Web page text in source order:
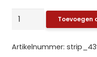
Thellus:
cyclus
Toevoegen
Artikelnummer: